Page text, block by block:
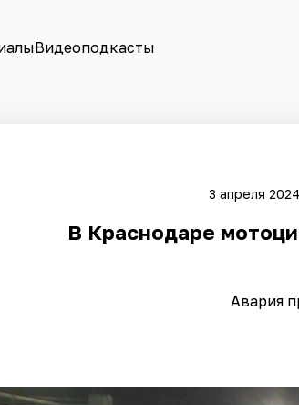
Видеоподкасты
3 апреля
В Краснодаре
Авария